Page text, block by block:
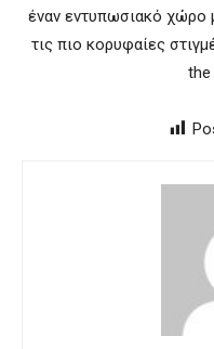
έναν εντυπωσιακό χώρο
τις πιο κορυφαίες
the